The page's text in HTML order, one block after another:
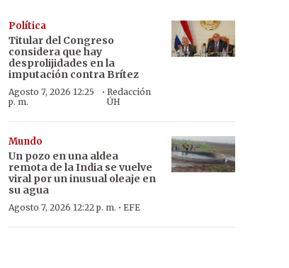
Política
Titular del Congreso
considera que hay
desprolijidades en la
imputación contra Brítez
Agosto 7, 2026 12:25
p. m.
· Redacción
ÚH
Mundo
Un pozo en una aldea
remota de la India se vuelve
viral por un inusual oleaje en
su agua
Agosto 7, 2026 12:22 p. m. · EFE